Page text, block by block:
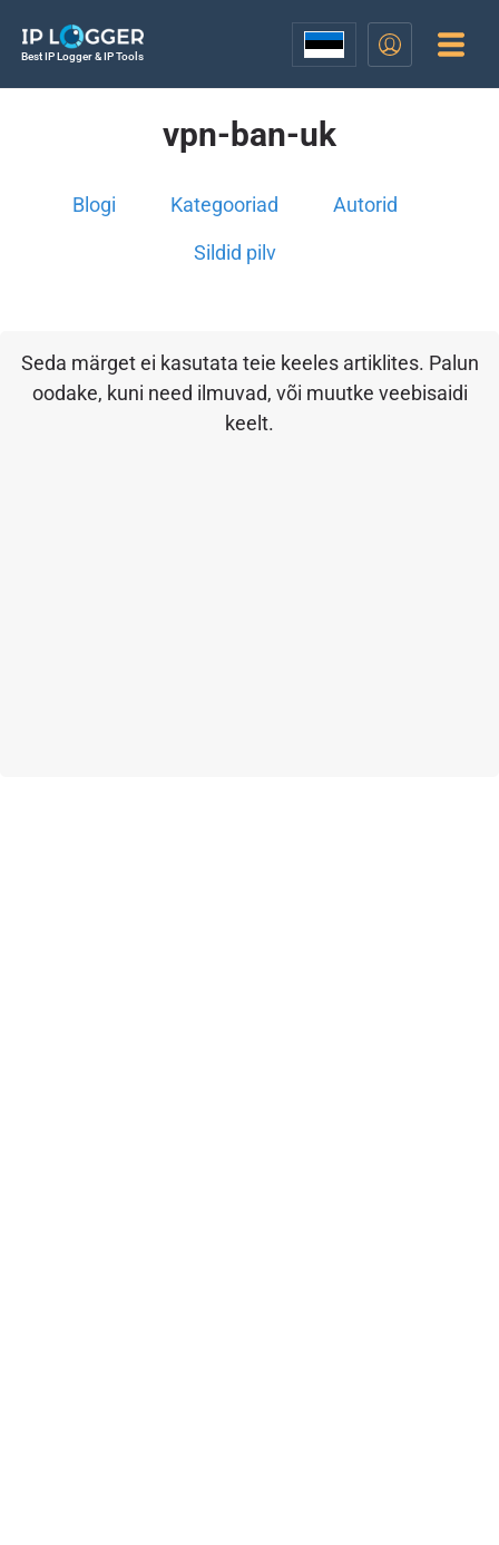
Best IP Logger & IP Tools
vpn-ban-uk
Blogi Kategooriad Autorid
Sildid pilv